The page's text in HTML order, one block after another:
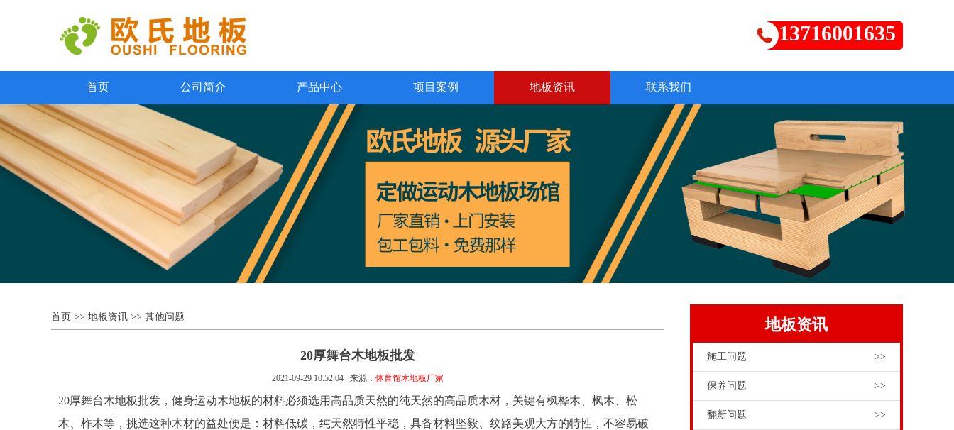
13716001635
首页 公司简介 产品中心 项目案例 地板资讯 联系我们
首页 >> 地板资讯 >> 其他问题
20厚舞台木地板批发
2021-09-29 10:52:04 来源： 体育馆木地板厂家
20厚舞台木地板批发，健身运动木地板的材料必须选用高品质天然的纯天然的高品质木材，关键有枫桦木、枫木、松
木、柞木等，挑选这种木材的益处便是：材料低碳，纯天然特性平稳，具备材料坚毅、纹路美观大方的特性，不容易破
地板资讯
施工问题 >>
保养问题 >>
翻新问题 >>